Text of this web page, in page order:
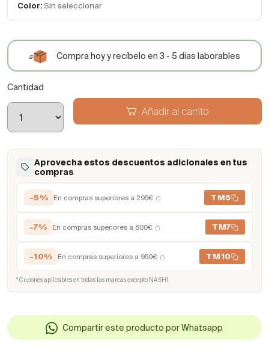
Color: Sin seleccionar
Compra hoy y recíbelo en 3 - 5 días laborables
Cantidad
Añadir al carrito
Aprovecha estos descuentos adicionales en tus
compras
-5% En compras superiores a 295€ (*) TM5
-7% En compras superiores a 600€ (*) TM7
-10% En compras superiores a 950€ (*) TM10
* Cupones aplicables en todas las marcas excepto NASHI.
Compartir este producto por Whatsapp